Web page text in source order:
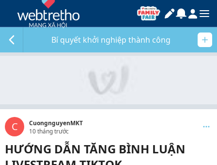
Bí quyết khởi nghiệp thành công
C
CuongnguyenMKT
10 tháng trước
HƯỚNG DẪN TĂNG BÌNH LUẬN